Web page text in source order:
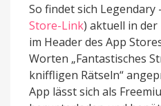
So findet sich Legendary
Store-Link) aktuell in
im Header des App
Worten „Fantastisches
kniffligen Rätseln“
App lässt sich als